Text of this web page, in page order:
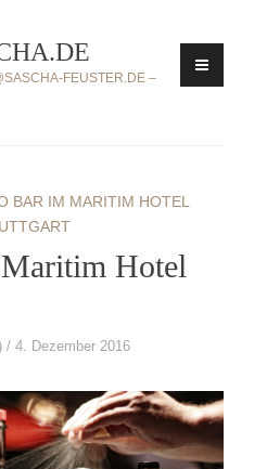
FEUSTER.DE –
BAR IM MARITIM HOTEL
Hotel
4. Dezember 2016